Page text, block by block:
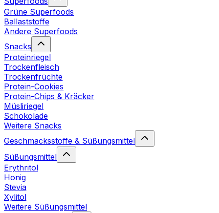
Grüne Superfoods
Ballaststoffe
Andere Superfoods
Snacks
Proteinriegel
Trockenfleisch
Trockenfrüchte
Protein-Cookies
Protein-Chips & Kräcker
Müsliriegel
Schokolade
Weitere Snacks
Geschmacksstoffe & Süßungsmittel
Süßungsmittel
Erythritol
Honig
Stevia
Xylitol
Weitere Süßungsmittel